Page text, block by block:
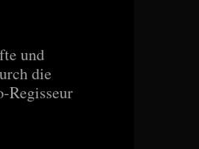
und
die
Regisseur